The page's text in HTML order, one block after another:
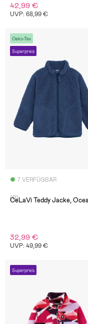
42,99 €
UVP: 68,99 €
Oeko-Tex
Superpreis
7 VERFÜGBAR
(0)
CeLaVi Teddy Jacke,
32,99 €
UVP: 49,99 €
Superpreis